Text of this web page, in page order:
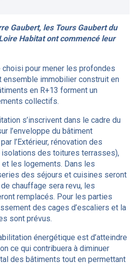
Gaubert, les Tours Gaubert du
Habitat ont commencé leur
choisi pour mener les profondes
ensemble immobilier construit en
en R+13 forment un
collectifs.
s’inscrivent dans le cadre du
l’enveloppe du bâtiment
l’Extérieur, rénovation des
des toitures terrasses),
les logements. Dans les
des séjours et cuisines seront
chauffage sera revu, les
remplacés. Pour les parties
des cages d’escaliers et la
sont prévus.
énergétique est d’atteindre
ce qui contribuera à diminuer
des bâtiments tout en permettant